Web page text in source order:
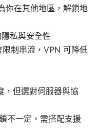
你在其他地區，解鎖地
私與安全性
制串流，VPN 可降低
，但選對伺服器與協
不一定，需搭配支援